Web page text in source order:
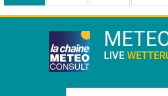
LIVE